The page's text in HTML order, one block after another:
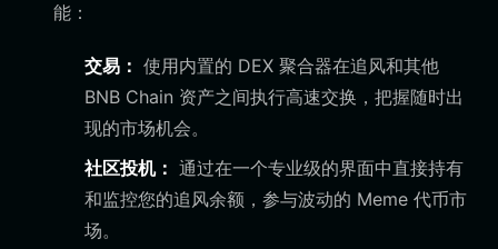
能：
交易： 使用内置的 DEX 聚合器在追风和其他
BNB Chain 资产之间执行高速交换，把握随时出
现的市场机会。
社区投机： 通过在一个专业级的界面中直接持有
和监控您的追风余额，参与波动的 Meme 代币市
场。